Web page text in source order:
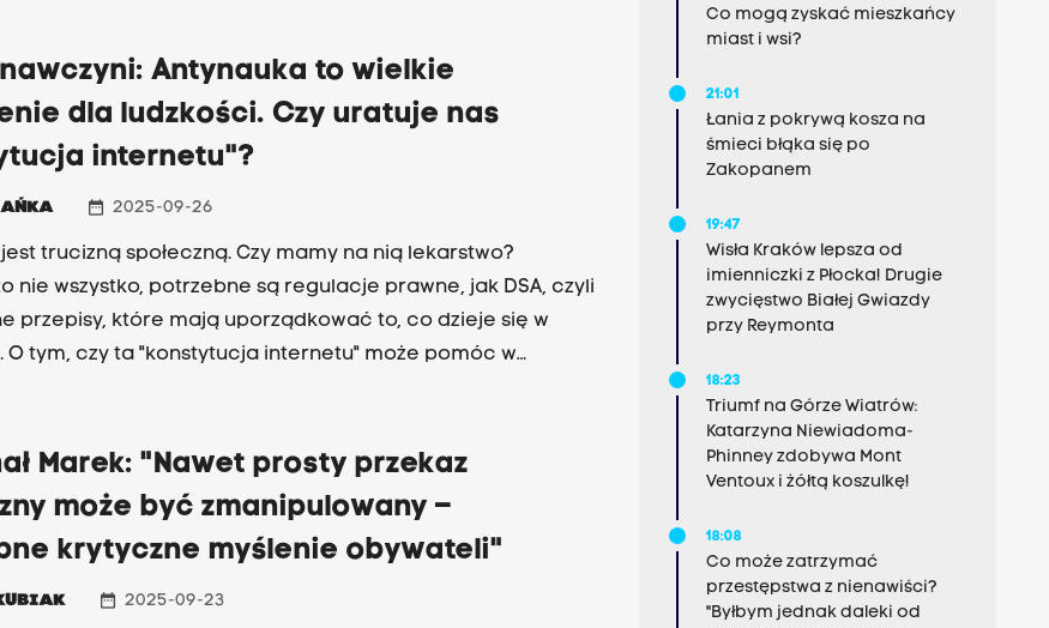
Antynauka to wielkie
dla ludzkości. Czy uratuje nas
internetu"?
date_range 2025-09-26
trucizną społeczną. Czy mamy na nią lekarstwo?
nie wszystko, potrzebne są regulacje prawne, jak DSA, czyli
przepisy, które mają uporządkować to, co dzieje się w
O tym, czy ta "konstytucja internetu" może pomóc w
Marek: "Nawet prosty przekaz
może być zmanipulowany –
krytyczne myślenie obywateli"
date_range 2025-09-23
Co mogą zyskać mieszkańcy
miast i wsi?
21:01
Łania z pokrywą kosza na
śmieci błąka się po
Zakopanem
19:47
Wisła Kraków lepsza od
imienniczki z Płocka! Drugie
zwycięstwo Białej Gwiazdy
przy Reymonta
18:23
Triumf na Górze Wiatrów:
Katarzyna Niewiadoma-
Phinney zdobywa Mont
Ventoux i żółtą koszulkę!
18:08
Co może zatrzymać
przestępstwa z nienawiści?
"Byłbym jednak daleki od